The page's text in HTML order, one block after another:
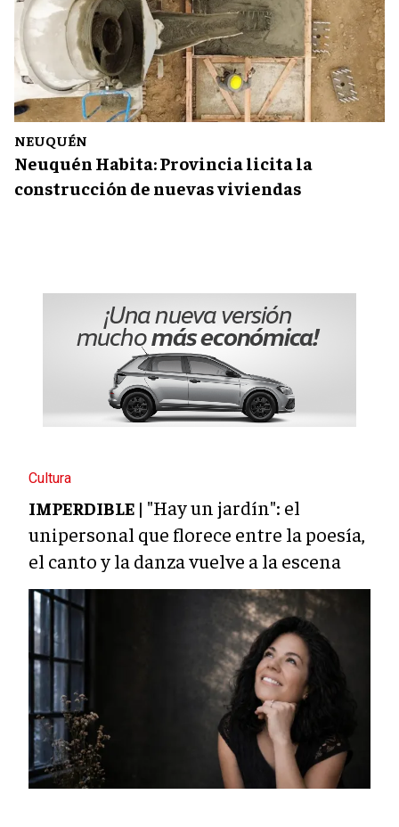
NEUQUÉN
Neuquén Habita: Provincia licita la
construcción de nuevas viviendas
Cultura
IMPERDIBLE | "Hay un jardín": el
unipersonal que florece entre la poesía,
el canto y la danza vuelve a la escena